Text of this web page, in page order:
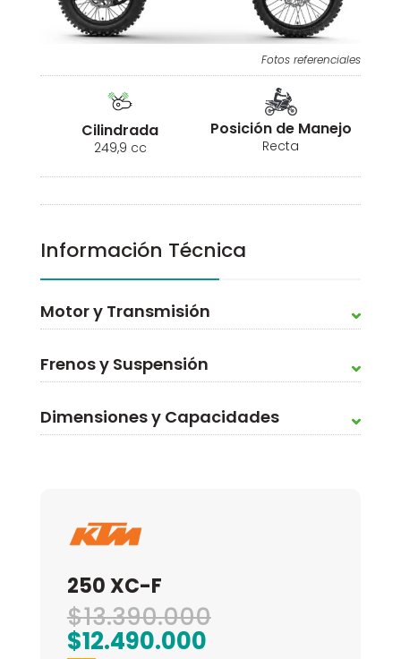
Fotos referenciales
Cilindrada
249,9 cc
Posición de Manejo
Recta
Información Técnica
Motor y Transmisión
Frenos y Suspensión
Dimensiones y Capacidades
250 XC-F
$13.390.000El
$12.490.000El